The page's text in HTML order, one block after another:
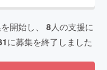
開始し、 8人の支援に
に募集を終了しました